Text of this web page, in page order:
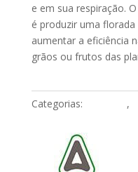
e em sua respiração.
é produzir uma
aumentar a eficiência
grãos ou frutos das
Categorias: ,